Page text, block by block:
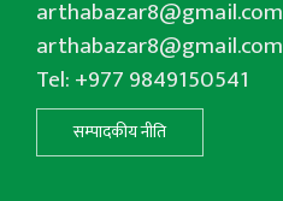
arthabazar8@gmail.com
arthabazar8@gmail.com
Tel: +977 9849150541
सम्पादकीय नीति